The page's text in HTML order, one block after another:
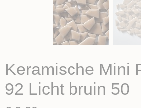
Keramische Mini
92 Licht bruin 50